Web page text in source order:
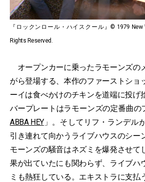
『ロックンロール・ハイスクール』© 1979 New
Rights Reserved.
オープンカーに乗ったラモーンズの
がら登場する、本作のファーストショ
ーイは食べかけのチキンを道端に投げ
バープレートはラモーンズの定番曲の
ABBA HEY」。そしてリフ・ランデル
引き連れて向かうライブハウスのシー
モーンズの騒音はネズミを爆発させて
果が出ていたにも関わらず、ライブハ
ミも熱狂している。エキストラに支払